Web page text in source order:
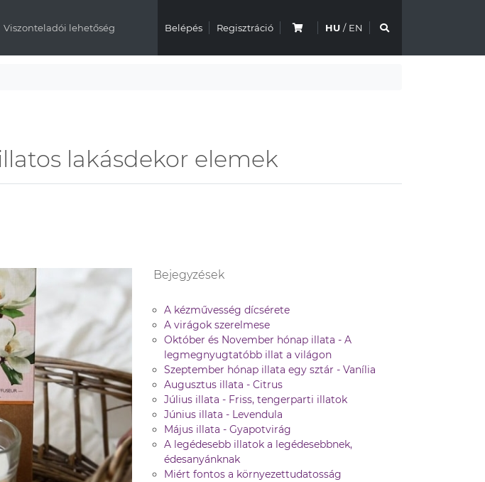
Viszonteladói lehetőség Belépés Regisztráció HU / EN
lakásdekor elemek
Bejegyzések
A kézművesség dícsérete
A virágok szerelmese
Október és November hónap illata - A
legmegnyugtatóbb illat a világon
Szeptember hónap illata egy sztár - Vanília
Augusztus illata - Citrus
Július illata - Friss, tengerparti illatok
Június illata - Levendula
Május illata - Gyapotvirág
A legédesebb illatok a legédesebbnek,
édesanyánknak
Miért fontos a környezettudatosság